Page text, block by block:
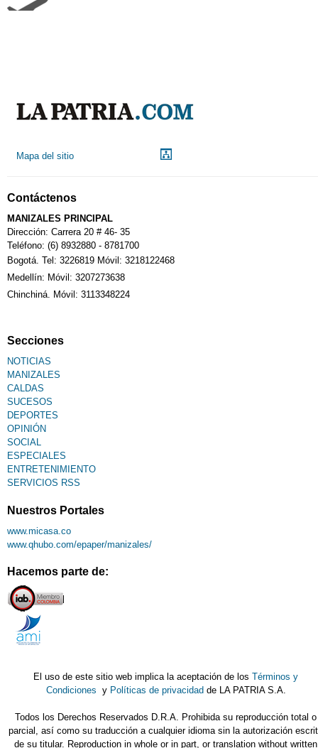
Calendario Tributario
Sudoku
Mapa del sitio
Contáctenos
MANIZALES PRINCIPAL
Dirección: Carrera 20 # 46- 35
Teléfono: (6) 8932880 - 8781700
Bogotá. Tel: 3226819 Móvil: 3218122468
Medellín: Móvil: 3207273638
Chinchiná. Móvil: 3113348224
Secciones
NOTICIAS
MANIZALES
CALDAS
SUCESOS
DEPORTES
OPINIÓN
SOCIAL
ESPECIALES
ENTRETENIMIENTO
SERVICIOS RSS
Nuestros Portales
www.micasa.co
www.qhubo.com/epaper/manizales/
Hacemos parte de:
El uso de este sitio web implica la aceptación de losTérminos y
Condiciones y Políticas de privacidad de LA PATRIA S.A.
Todos los Derechos Reservados D.R.A. Prohibida su reproducción total o
parcial, así como su traducción a cualquier idioma sin la autorización
de su titular. Reproduction in whole or in part, or translation without written